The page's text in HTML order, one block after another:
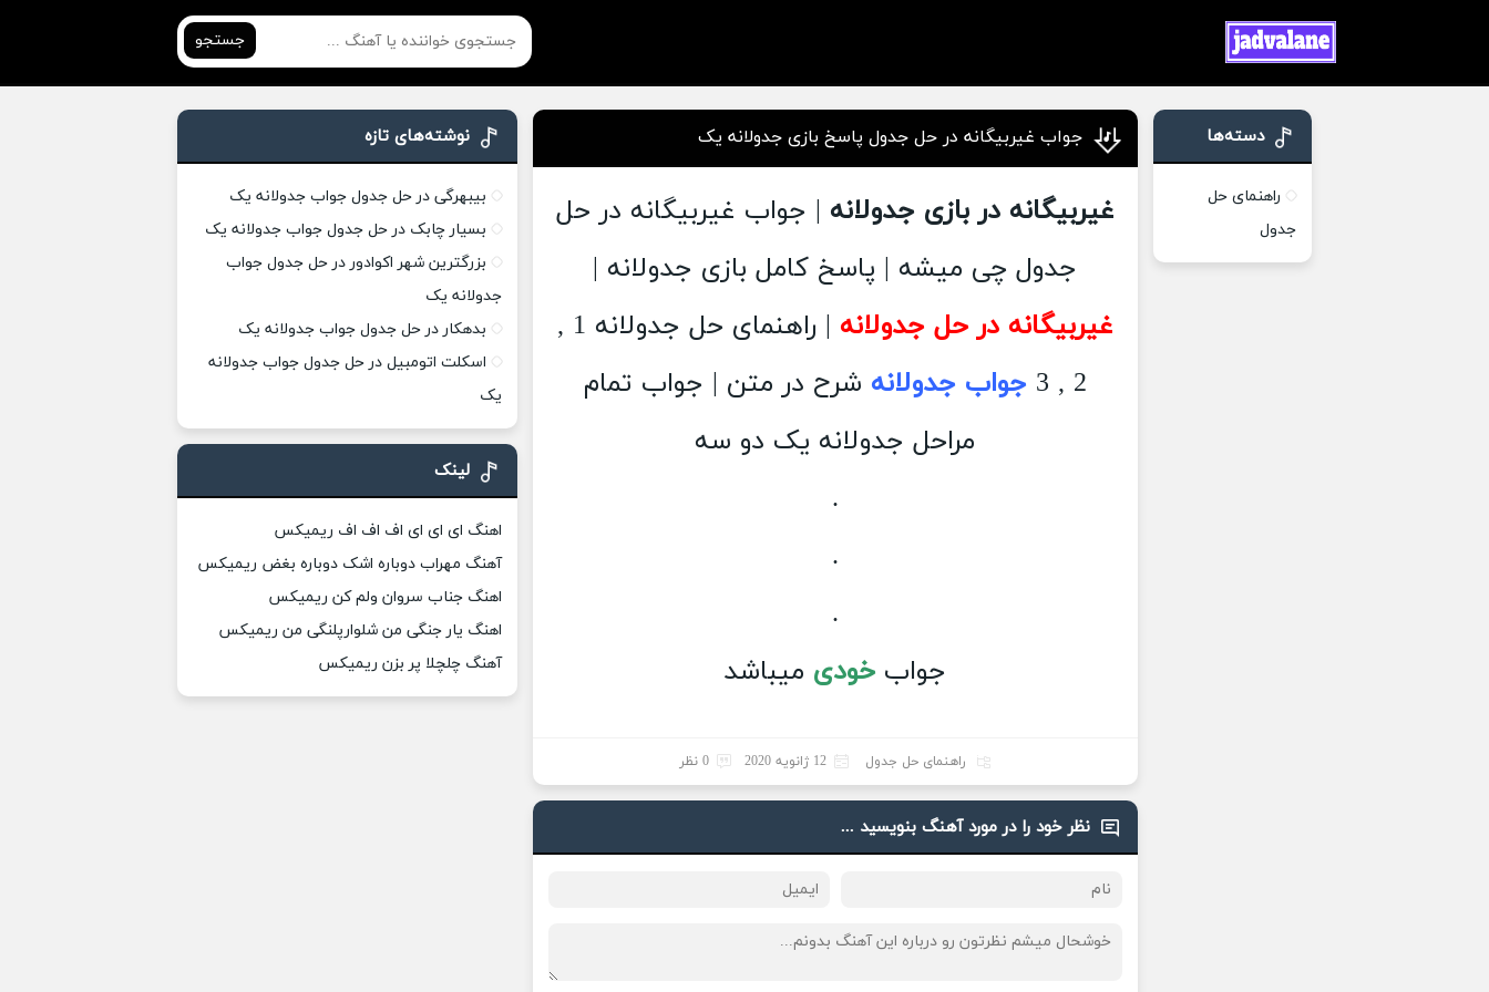
جستجو
جواب غیربیگانه در حل جدول پاسخ بازی جدولانه یک
غیربیگانه در بازی جدولانه | جواب غیربیگانه در حل
جدول چی میشه | پاسخ کامل بازی جدولانه |
غیربیگانه در حل جدولانه
| راهنمای حل جدولانه 1 ,
2 , 3
جواب جدولانه شرح در متن | جواب تمام
مراحل جدولانه یک دو سه
.
.
.
جواب خودی میباشد
راهنمای حل جدول 12 ژانویه 2020 0 نظر
نظر خود را در مورد آهنگ بنویسید ...
دسته‌ها
راهنمای حل
جدول
نوشته‌های تازه
بیبهرگی در حل جدول جواب جدولانه یک
بسیار چابک در حل جدول جواب جدولانه یک
بزرگترین شهر اکوادور در حل جدول جواب
جدولانه یک
بدهکار در حل جدول جواب جدولانه یک
اسکلت اتومبیل در حل جدول جواب جدولانه
یک
لینک
اهنگ ای ای ای اف اف اف ریمیکس
آهنگ مهراب دوباره اشک دوباره بغض ریمیکس
اهنگ جناب سروان ولم کن ریمیکس
اهنگ یار جنگی من شلوارپلنگی من ریمیکس
آهنگ چلچلا پر بزن ریمیکس